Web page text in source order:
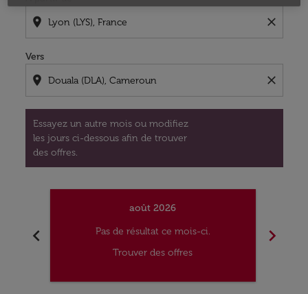
location_on close
Vers
location_on close
Essayez un autre mois ou modifiez
les jours ci-dessous afin de trouver
des offres.
chevron_left
août 2026
Pas de résultat ce mois-ci.
Trouver des offres
chevron_right